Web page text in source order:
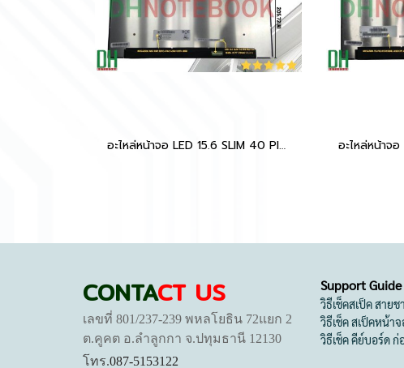
อะไหล่หน้าจอ LED 15.6 SLIM 40 PIN Narrow, Width: 0.79" (20mm) พินตรง NE156QUM-N69 UHD 3840×2160 60Hz 100% sRGB
CONTACT US
เลขที่ 801/237-239 พหลโยธิน 72แยก 2
ต.คูคต อ.ลำลูกกา จ.ปทุมธานี 12130
โทร.087-5153122
Support Guide
วิธีเช็คสเป็ค สายช
วิธีเช็ค สเป็คหน้าจ
วิธีเช็ค คีย์บอร์ด ก่